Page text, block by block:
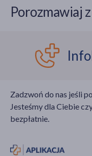
Porozmawiaj
Zadzwoń do nas jeśli
Jesteśmy dla Ciebie
bezpłatnie.